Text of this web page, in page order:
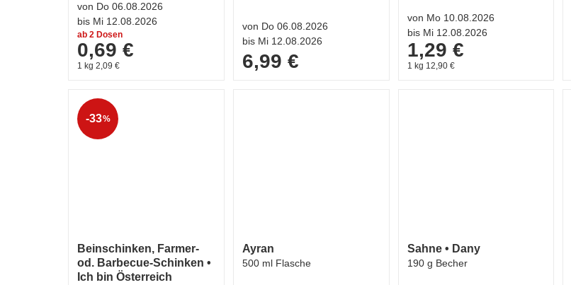
von Do 06.08.2026
bis Mi 12.08.2026
ab 2 Dosen
0,69 €
1 kg 2,09 €
von Do 06.08.2026
bis Mi 12.08.2026
6,99 €
von Mo 10.08.2026
bis Mi 12.08.2026
1,29 €
1 kg 12,90 €
-33%
Beinschinken, Farmer-
od. Barbecue-Schinken •
Ich bin Österreich
Ayran
500 ml Flasche
Sahne • Dany
190 g Becher